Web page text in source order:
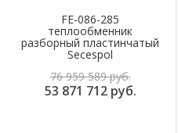
FE-086-285
теплообменник
разборный пластинчатый
Secespol
76 959 589 руб.
53 871 712 руб.